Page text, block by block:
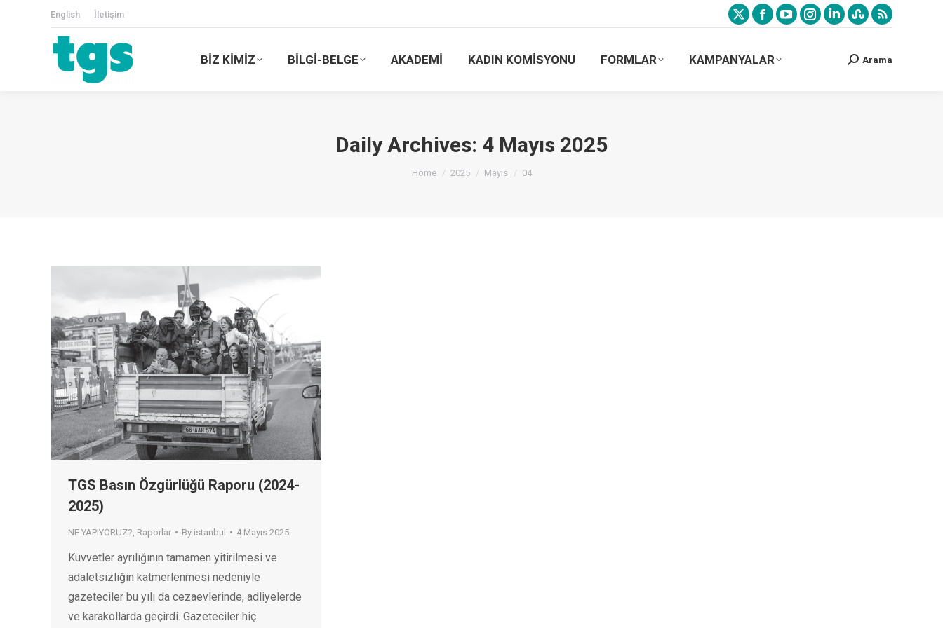
English İletişim
BİZ KİMİZ BİLGİ-BELGE AKADEMİ KADIN KOMİSYONU FORMLAR KAMPANYALAR Arama
Daily Archives: 4 Mayıs 2025
You are here:
Home 2025 Mayıs 04
TGS Basın Özgürlüğü Raporu (2024-
2025)
NE YAPIYORUZ? Raporlar By istanbul 4 Mayıs 2025
Kuvvetler ayrılığının tamamen yitirilmesi ve
adaletsizliğin katmerlenmesi nedeniyle
gazeteciler bu yılı da cezaevlerinde, adliyelerde
ve karakollarda geçirdi. Gazeteciler hiç